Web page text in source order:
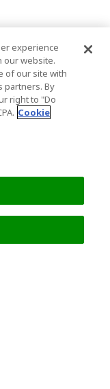
experience
our website.
of our site with
partners. By
right to "Do
Cookie